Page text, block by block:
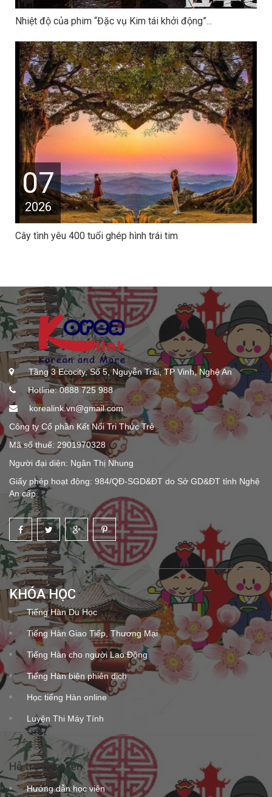
Nhiệt độ của phim “Đặc vụ Kim tái khởi động”...
07
2026
Cây tình yêu 400 tuổi ghép hình trái tim
Tầng 3 Ecocity, Số 5, Nguyễn Trãi, TP Vinh, Nghệ An
Hotline: 0888 725 988
korealink.vn@gmail.com
Công ty Cổ phần Kết Nối Tri Thức Trẻ
Mã số thuế: 2901970328
Người đại diện: Ngân Thị Nhung
Giấy phép hoạt động: 984/QĐ-SGD&ĐT do Sở GD&ĐT tỉnh Nghệ
An cấp
KHÓA HỌC
Tiếng Hàn Du Học
Tiếng Hàn Giao Tiếp, Thương Mại
Tiếng Hàn cho người Lao Động
Tiếng Hàn biên phiên dịch
Học tiếng Hàn online
Luyện Thi Máy Tính
Hỗ trợ học viên
Hướng dẫn học viên